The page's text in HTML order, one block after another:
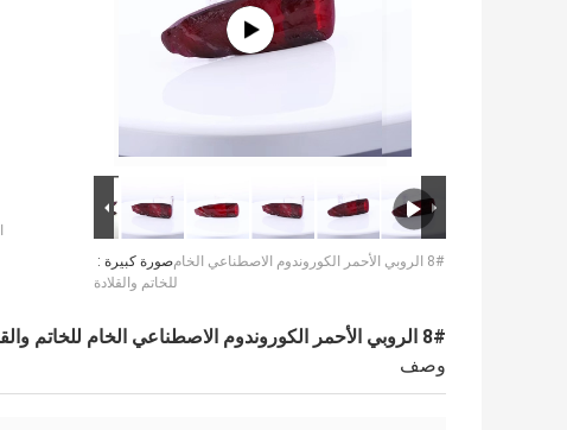
صورة كبيرة :8# الروبي الأحمر الكوروندوم الاصطناعي الخام
للخاتم والقلادة
8# الروبي الأحمر الكوروندوم الاصطناعي الخام للخاتم والقلادة
وصف